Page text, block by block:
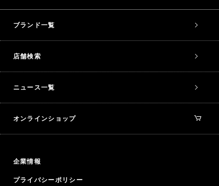
ブランド一覧
店舗検索
ニュース一覧
オンラインショップ
企業情報
プライバシーポリシー